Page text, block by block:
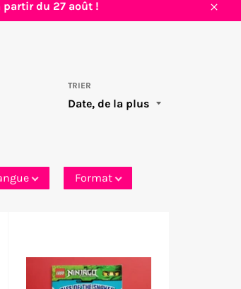
partir du 27 août !
Close
TRIER
Format